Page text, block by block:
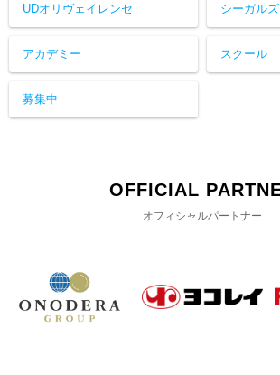
UDオリヴェイレンセ シーガルズ
アカデミー スクール
募集中
OFFICIAL
オフィシャルパートナー